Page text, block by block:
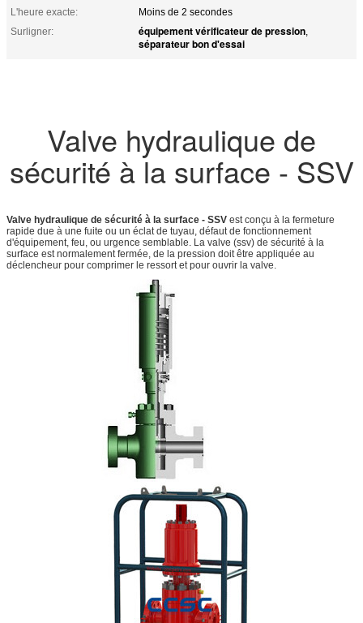
L'heure exacte:
Moins de 2 secondes
Surligner:
équipement vérificateur de pression,
séparateur bon d'essai
Valve hydraulique de
sécurité à la surface - SSV
Valve hydraulique de sécurité à la surface - SSV est conçu à la fermeture
rapide due à une fuite ou un éclat de tuyau, défaut de fonctionnement
d'équipement, feu, ou urgence semblable. La valve (ssv) de sécurité à la
surface est normalement fermée, de la pression doit être appliquée au
déclencheur pour comprimer le ressort et pour ouvrir la valve.